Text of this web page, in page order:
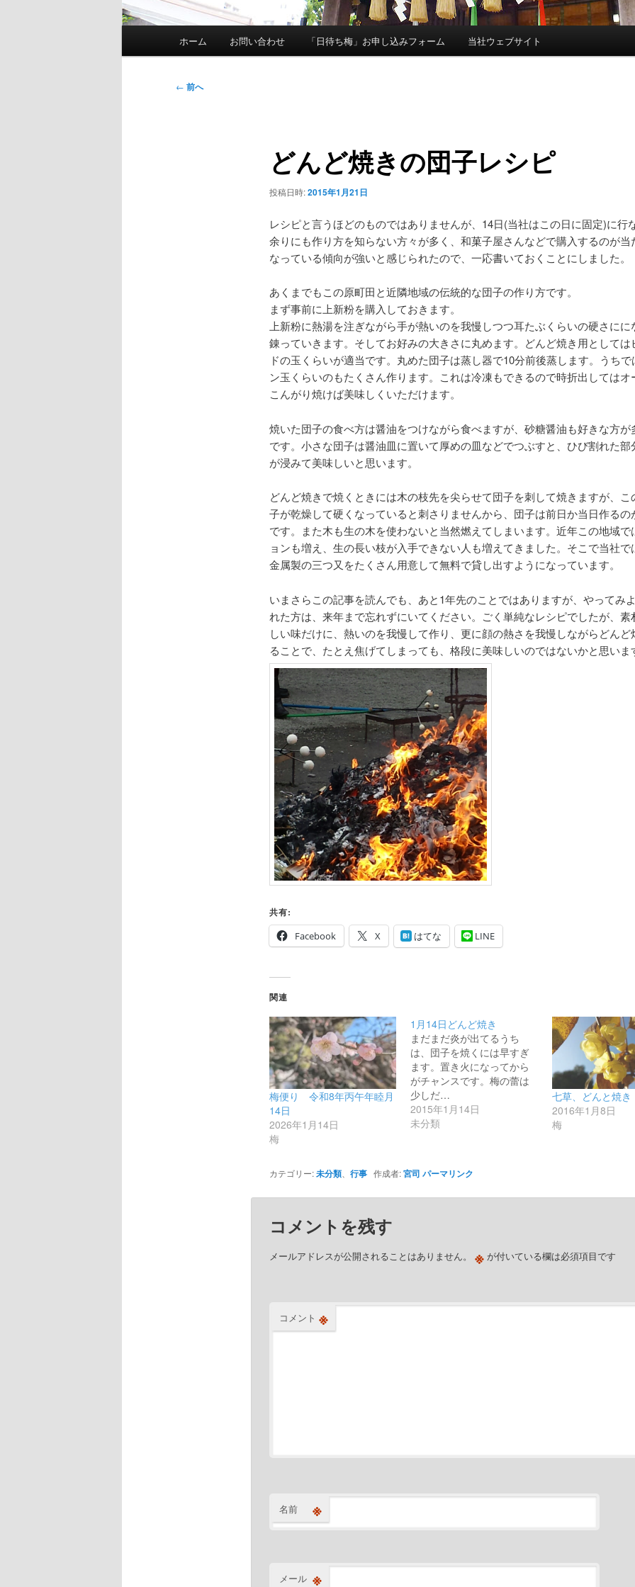
ホーム お問い合わせ 「日待ち梅」お申し込みフォーム 当社ウェブサイト
投
← 前へ
どんど焼きの団子レシピ
投稿日時:2015年1月21日
レシピと言うほどのものではありませんが、14日(当社はこの日に固定)に行
余りにも作り方を知らない方々が多く、和菓子屋さんなどで購入するのが当
なっている傾向が強いと感じられたので、一応書いておくことにしました。
あくまでもこの原町田と近隣地域の伝統的な団子の作り方です。
まず事前に上新粉を購入しておきます。
上新粉に熱湯を注ぎながら手が熱いのを我慢しつつ耳たぶくらいの硬さにに
錬っていきます。そしてお好みの大きさに丸めます。どんど焼き用としては
ドの玉くらいが適当です。丸めた団子は蒸し器で10分前後蒸します。うち
ン玉くらいのもたくさん作ります。これは冷凍もできるので時折出してはオ
こんがり焼けば美味しくいただけます。
焼いた団子の食べ方は醤油をつけながら食べますが、砂糖醤油も好きな方が
です。小さな団子は醤油皿に置いて厚めの皿などでつぶすと、ひび割れた部
が浸みて美味しいと思います。
どんど焼きで焼くときには木の枝先を尖らせて団子を刺して焼きますが、こ
子が乾燥して硬くなっていると刺さりませんから、団子は前日か当日作るの
です。また木も生の木を使わないと当然燃えてしまいます。近年この地域で
ョンも増え、生の長い枝が入手できない人も増えてきました。そこで当社で
金属製の三つ又をたくさん用意して無料で貸し出すようになっています。
いまさらこの記事を読んでも、あと1年先のことではありますが、やってみ
れた方は、来年まで忘れずにいてください。ごく単純なレシピでしたが、素
しい味だけに、熱いのを我慢して作り、更に顔の熱さを我慢しながらどんど
ることで、たとえ焦げてしまっても、格段に美味しいのではないかと思いま
共有:
Facebook
X はてな LINE
関連
梅便り 令和8年丙午年睦月
14日
2026年1月14日
梅
1月14日どんど焼き
まだまだ炎が出てるうち
は、団子を焼くには早すぎ
ます。置き火になってから
がチャンスです。梅の蕾は
少しだ…
2015年1月14日
未分類
七草、どんと焼き
2016年1月8日
梅
カテゴリー:未分類、 行事作成者:宮司 パーマリンク
コメントを残す
メールアドレスが公開されることはありません。 ※が付いている欄は必須項目です
コメント ※
名前 ※
メール ※